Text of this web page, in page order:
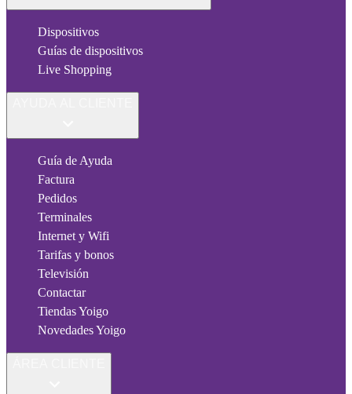
Dispositivos
Guías de dispositivos
Live Shopping
Guía de Ayuda
Factura
Pedidos
Terminales
Internet y Wifi
Tarifas y bonos
Televisión
Contactar
Tiendas Yoigo
Novedades Yoigo